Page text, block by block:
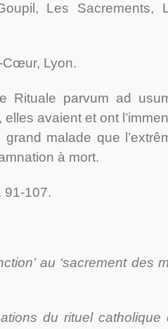
Les Sacrements,
Cœur, Lyon.
Rituale parvum ad
avaient et ont
malade que
à mort.
91-107.
au ‘sacrement des
du rituel